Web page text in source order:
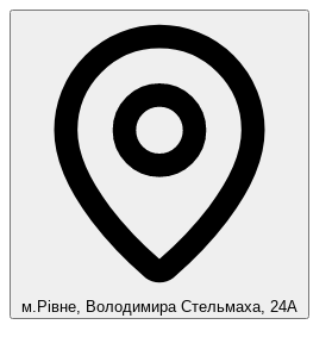
м.Рівне, Володимира Стельмаха, 24А